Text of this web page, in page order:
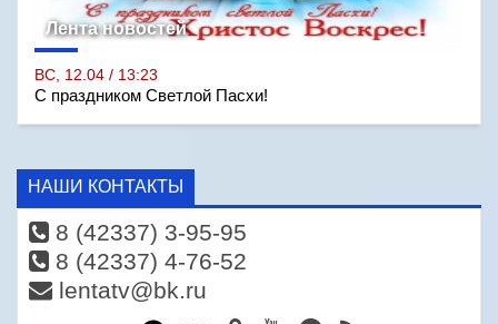
Лента новостей
ВС, 12.04 / 13:23
С праздником Светлой Пасхи!
НАШИ КОНТАКТЫ
8 (42337) 3-95-95
8 (42337) 4-76-52
lentatv@bk.ru